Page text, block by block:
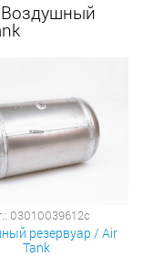
Воздушный
03010039612c
резервуар / Air
Tank